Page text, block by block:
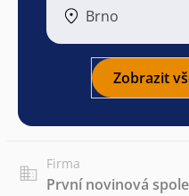
Brno
Zobrazit
Firma
První novinová